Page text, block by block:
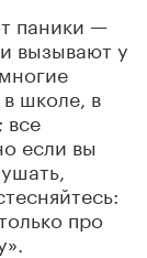
паники —
вызывают у
школе, в
все
если вы
про